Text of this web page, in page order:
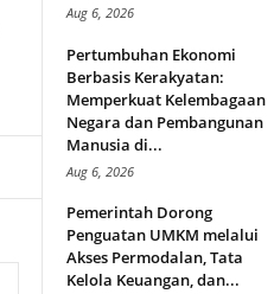
Aug 6, 2026
Pertumbuhan Ekonomi
Berbasis Kerakyatan:
Memperkuat Kelembagaan
Negara dan Pembangunan
Manusia di...
Aug 6, 2026
Pemerintah Dorong
Penguatan UMKM melalui
Akses Permodalan, Tata
Kelola Keuangan, dan...